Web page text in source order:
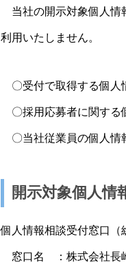
当社の開示対象個人情
利用いたしません。
〇受付で取得する個
〇採用応募者に関す
〇当社従業員の個人
開示対象個人情
個人情報相談受付窓口（
窓口名 ：株式会社長